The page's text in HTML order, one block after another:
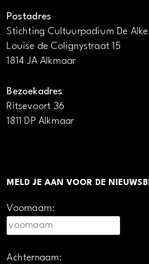
Postadres
Stichting Cultuurpodium De
Louise de Colignystraat 15
1814 JA Alkmaar
Bezoekadres
Ritsevoort 36
1811 DP Alkmaar
MELD JE AAN VOOR DE
Voornaam:
Achternaam: